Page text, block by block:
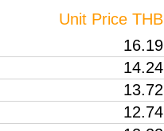
Unit Price THB
16.19
14.24
13.72
12.74